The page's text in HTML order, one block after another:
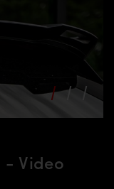
- Video